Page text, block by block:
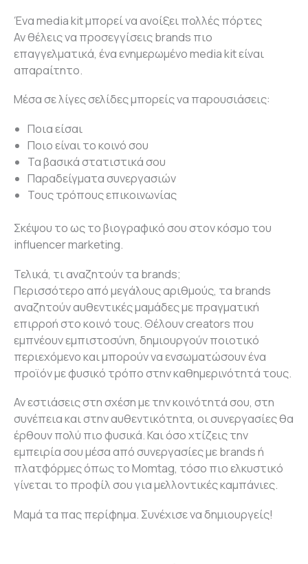
Ένα media kit μπορεί να ανοίξει πολλές πόρτες
Αν θέλεις να προσεγγίσεις brands πιο
επαγγελματικά, ένα ενημερωμένο media kit είναι
απαραίτητο.
Μέσα σε λίγες σελίδες μπορείς να παρουσιάσεις:
Ποια είσαι
Ποιο είναι το κοινό σου
Τα βασικά στατιστικά σου
Παραδείγματα συνεργασιών
Τους τρόπους επικοινωνίας
Σκέψου το ως το βιογραφικό σου στον κόσμο του
influencer marketing.
Τελικά, τι αναζητούν τα brands;
Περισσότερο από μεγάλους αριθμούς, τα brands
αναζητούν αυθεντικές μαμάδες με πραγματική
επιρροή στο κοινό τους. Θέλουν creators που
εμπνέουν εμπιστοσύνη, δημιουργούν ποιοτικό
περιεχόμενο και μπορούν να ενσωματώσουν ένα
προϊόν με φυσικό τρόπο στην καθημερινότητά τους.
Αν εστιάσεις στη σχέση με την κοινότητά σου, στη
συνέπεια και στην αυθεντικότητα, οι συνεργασίες θα
έρθουν πολύ πιο φυσικά. Και όσο χτίζεις την
εμπειρία σου μέσα από συνεργασίες με brands ή
πλατφόρμες όπως το Momtag, τόσο πιο ελκυστικό
γίνεται το προφίλ σου για μελλοντικές καμπάνιες.
Μαμά τα πας περίφημα. Συνέχισε να δημιουργείς!